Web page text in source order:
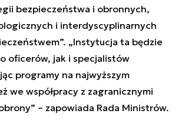
bezpieczeństwa i obronnych,
i interdyscyplinarnych
„Instytucja ta będzie
oficerów, jak i specjalistów
programy na najwyższym
we współpracy z zagranicznymi
– zapowiada Rada Ministrów.